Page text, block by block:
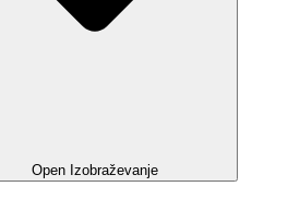
Open Izobraževanje